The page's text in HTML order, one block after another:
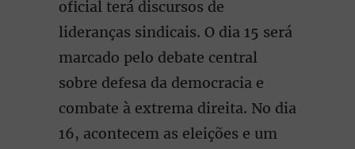
oficial terá discursos de
lideranças sindicais. O dia 15 será
marcado pelo debate central
sobre defesa da democracia e
combate à extrema direita. No dia
16, acontecem as eleições e um